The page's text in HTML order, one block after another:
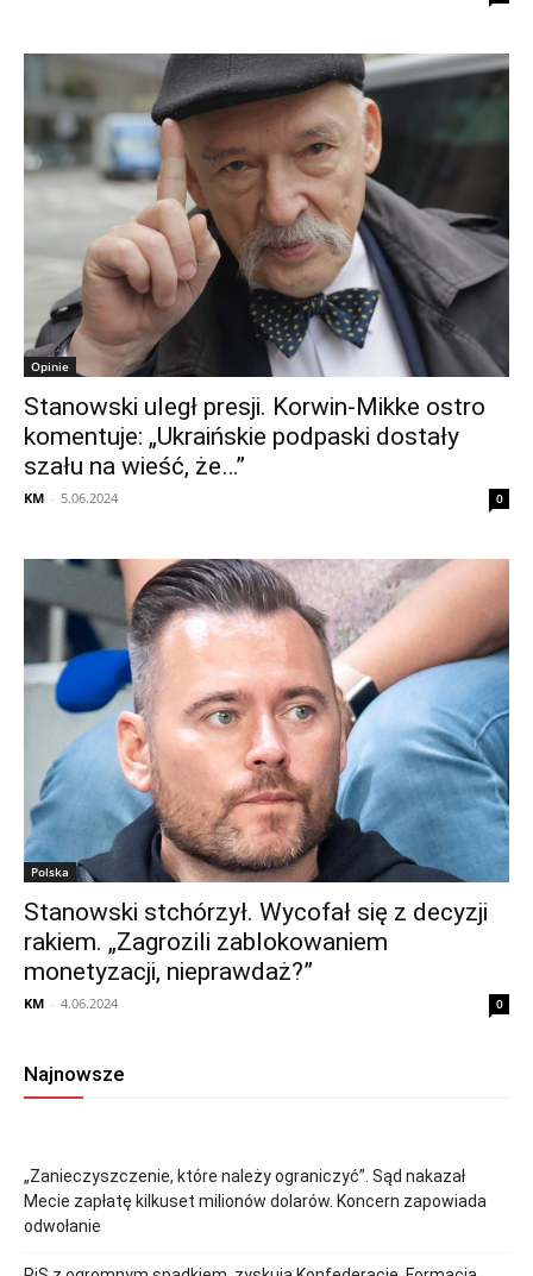
Opinie
Stanowski uległ presji. Korwin-Mikke ostro
komentuje: „Ukraińskie podpaski dostały
szału na wieść, że…”
KM - 5.06.2024 0
Polska
Stanowski stchórzył. Wycofał się z decyzji
rakiem. „Zagrozili zablokowaniem
monetyzacji, nieprawdaż?”
KM - 4.06.2024 0
Najnowsze
„Zanieczyszczenie, które należy ograniczyć”. Sąd nakazał
Mecie zapłatę kilkuset milionów dolarów. Koncern zapowiada
odwołanie